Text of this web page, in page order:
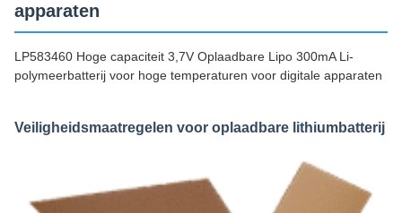
apparaten
LP583460 Hoge capaciteit 3,7V Oplaadbare Lipo 300mA Li-
polymeerbatterij voor hoge temperaturen voor digitale apparaten
Veiligheidsmaatregelen voor oplaadbare lithiumbatterij